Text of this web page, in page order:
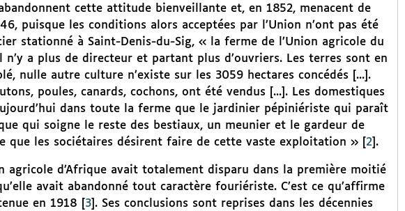
cette attitude bienveillante et, en 1852, menacent de
puisque les conditions alors acceptées par l’Union n’ont pas été
stationné à Saint-Denis-du-Sig, « la ferme de l’Union agricole du
n’y a plus de directeur et partant plus d’ouvriers. Les terres sont en
nulle autre culture n’existe sur les 3059 hectares concédés [...].
poules, canards, cochons, ont été vendus [...]. Les domestiques
dans toute la ferme que le jardinier pépiniériste qui paraît
qui soigne le reste des bestiaux, un meunier et le gardeur de
que les sociétaires désirent faire de cette vaste exploitation »[ 2] .
agricole d’Afrique avait totalement disparu dans la première moitié
avait abandonné tout caractère fouriériste. C’est ce qu’affirme
en 1918
3] . Ses conclusions sont reprises dans les décennies